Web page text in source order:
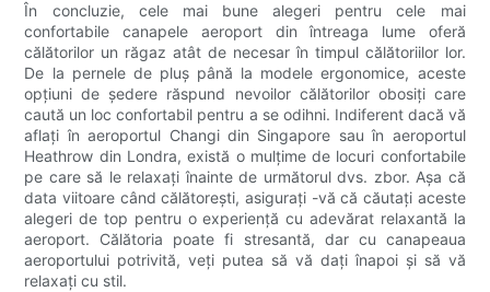
În concluzie, cele mai bune alegeri pentru cele mai
confortabile canapele aeroport din întreaga lume oferă
călătorilor un răgaz atât de necesar în timpul călătoriilor lor.
De la pernele de pluș până la modele ergonomice, aceste
opțiuni de ședere răspund nevoilor călătorilor obosiți care
caută un loc confortabil pentru a se odihni. Indiferent dacă vă
aflați în aeroportul Changi din Singapore sau în aeroportul
Heathrow din Londra, există o mulțime de locuri confortabile
pe care să le relaxați înainte de următorul dvs. zbor. Așa că
data viitoare când călătorești, asigurați -vă că căutați aceste
alegeri de top pentru o experiență cu adevărat relaxantă la
aeroport. Călătoria poate fi stresantă, dar cu canapeaua
aeroportului potrivită, veți putea să vă dați înapoi și să vă
relaxați cu stil.